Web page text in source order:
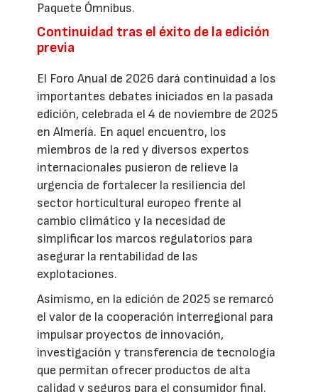
Paquete Ómnibus.
Continuidad tras el éxito de la edición
previa
El Foro Anual de 2026 dará continuidad a los
importantes debates iniciados en la pasada
edición, celebrada el 4 de noviembre de 2025
en Almería. En aquel encuentro, los
miembros de la red y diversos expertos
internacionales pusieron de relieve la
urgencia de fortalecer la resiliencia del
sector horticultural europeo frente al
cambio climático y la necesidad de
simplificar los marcos regulatorios para
asegurar la rentabilidad de las
explotaciones.
Asimismo, en la edición de 2025 se remarcó
el valor de la cooperación interregional para
impulsar proyectos de innovación,
investigación y transferencia de tecnología
que permitan ofrecer productos de alta
calidad y seguros para el consumidor final.